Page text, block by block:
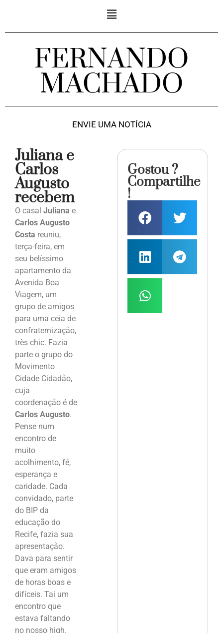
FERNANDO
MACHADO
ENVIE UMA NOTÍCIA
Juliana e
Carlos
Augusto
recebem
O casal Juliana e
Carlos Augusto
Costa reuniu,
terça-feira, em
seu belíssimo
apartamento da
Avenida Boa
Viagem, um
grupo de amigos
para uma ceia de
confraternização,
très chic. Fazia
parte o grupo do
Movimento
Cidade Cidadão,
cuja
coordenação é de
Carlos Augusto.
Pense num
encontro de
muito
acolhimento, fé,
esperança e
caridade. Cada
convidado, parte
do BIP da
educação do
Recife, fazia sua
apresentação.
Dava para sentir
que eram amigos
de horas boas e
difíceis. Tai um
encontro que
estava faltando
no nosso high.
Gostou ?
Compartilhe
!